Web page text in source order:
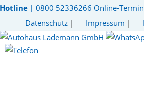
Hotline | 0800 52336266 Online-Termin
Datenschutz | Impressum |